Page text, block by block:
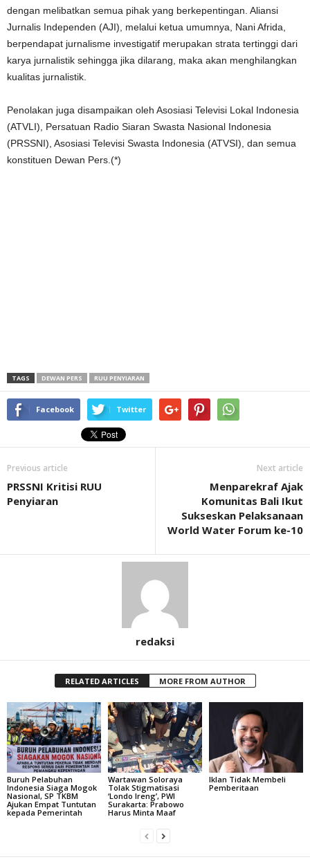
dengan melibatkan semua pihak yang berkepentingan. Aliansi
Jurnalis Independen (AJI), melalui ketua umumnya, Nani Afrida,
berpendapat jurnalisme investigatif merupakan strata tertinggi dari
karya jurnalistik sehingga jika dilarang, maka akan menghilangkan
kualitas jurnalistik.
Penolakan juga disampaikan oleh Asosiasi Televisi Lokal Indonesia
(ATVLI), Persatuan Radio Siaran Swasta Nasional Indonesia
(PRSSNI), Asosiasi Televisi Swasta Indonesia (ATVSI), dan semua
konstituen Dewan Pers.(*)
TAGS DEWAN PERS RUU PENYIARAN
Facebook Twitter
Previous article
PRSSNI Kritisi RUU
Penyiaran
Next article
Menparekraf Ajak
Komunitas Bali Ikut
Sukseskan Pelaksanaan
World Water Forum ke-10
redaksi
RELATED ARTICLES MORE FROM AUTHOR
Buruh Pelabuhan
Indonesia Siaga Mogok
Nasional, SP TKBM
Ajukan Empat Tuntutan
kepada Pemerintah
Wartawan Soloraya
Tolak Stigmatisasi
‘Londo Ireng’, PWI
Surakarta: Prabowo
Harus Minta Maaf
Iklan Tidak Membeli
Pemberitaan